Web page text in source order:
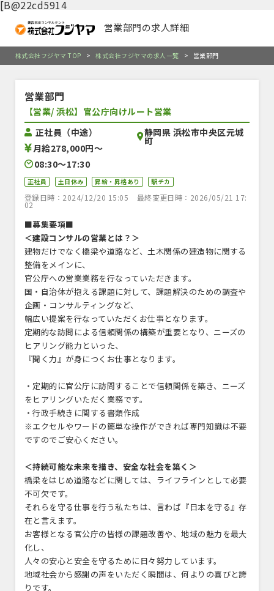
[B@22cd5914
営業部門の求人詳細
株式会社フジヤマ TOP > 株式会社フジヤマの求人一覧 > 営業部門
営業部門
【営業/ 浜松】官公庁向けルート営業
正社員（中途）
月給278,000円〜
08:30〜17:30
静岡県 浜松市中央区元城
町
正社員 土日休み 昇給・昇格あり 駅チカ
登録日時：2024/12/20 15:05 最終変更日時：2026/05/21 17:
02
■募集要項■
＜建設コンサルの営業とは？＞
建物だけでなく橋梁や道路など、土木関係の建造物に関する
整備をメインに、
官公庁への営業業務を行なっていただきます。
国・自治体が抱える課題に対して、課題解決のための調査や
企画・コンサルティングなど、
幅広い提案を行なっていただくお仕事となります。
定期的な訪問による信頼関係の構築が重要となり、ニーズの
ヒアリング能力といった、
『聞く力』が身につくお仕事となります。
・定期的に官公庁に訪問することで信頼関係を築き、ニーズ
をヒアリングいただく業務です。
・行政手続きに関する書類作成
※エクセルやワードの簡単な操作ができれば専門知識は不要
ですのでご安心ください。
＜持続可能な未来を描き、安全な社会を築く＞
橋梁をはじめ道路などに関しては、ライフラインとして必要
不可欠です。
それらを守る仕事を行う私たちは、言わば『日本を守る』存
在と言えます。
お客様となる官公庁の皆様の課題改善や、地域の魅力を最大
化し、
人々の安心と安全を守るために日々努力しています。
地域社会から感謝の声をいただく瞬間は、何よりの喜びと誇
りです。